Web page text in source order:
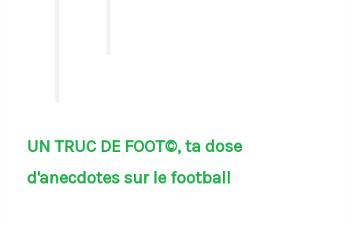
UN TRUC DE FOOT©, ta dose
d'anecdotes sur le football